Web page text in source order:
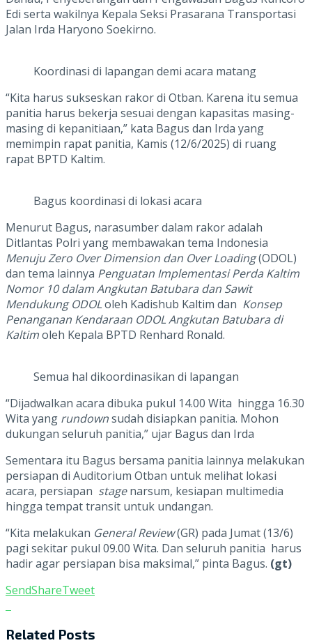
Edi serta wakilnya Kepala Seksi Prasarana Transportasi
Jalan Irda Haryono Soekirno.
Koordinasi di lapangan demi acara matang
“Kita harus sukseskan rakor di Otban. Karena itu semua
panitia harus bekerja sesuai dengan kapasitas masing-
masing di kepanitiaan,” kata Bagus dan Irda yang
memimpin rapat panitia, Kamis (12/6/2025) di ruang
rapat BPTD Kaltim.
Bagus koordinasi di lokasi acara
Menurut Bagus, narasumber dalam rakor adalah
Ditlantas Polri yang membawakan tema Indonesia
Menuju Zero Over Dimension dan Over Loading(ODOL)
dan tema lainnya Penguatan Implementasi Perda Kaltim
Nomor 10 dalam Angkutan Batubara dan Sawit
Mendukung ODOLoleh Kadishub Kaltim dan Konsep
Penanganan Kendaraan ODOL Angkutan Batubara di
Kaltimoleh Kepala BPTD Renhard Ronald.
Semua hal dikoordinasikan di lapangan
“Dijadwalkan acara dibuka pukul 14.00 Wita hingga 16.30
Wita yang rundownsudah disiapkan panitia. Mohon
dukungan seluruh panitia,” ujar Bagus dan Irda
Sementara itu Bagus bersama panitia lainnya melakukan
persiapan di Auditorium Otban untuk melihat lokasi
acara, persiapan stagenarsum, kesiapan multimedia
hingga tempat transit untuk undangan.
“Kita melakukan General Review(GR) pada Jumat (13/6)
pagi sekitar pukul 09.00 Wita. Dan seluruh panitia harus
hadir agar persiapan bisa maksimal,” pinta Bagus. (gt)
SendShareTweet
Related Posts